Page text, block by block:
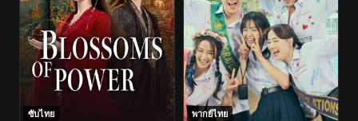
ซับไทย พากย์ไทย